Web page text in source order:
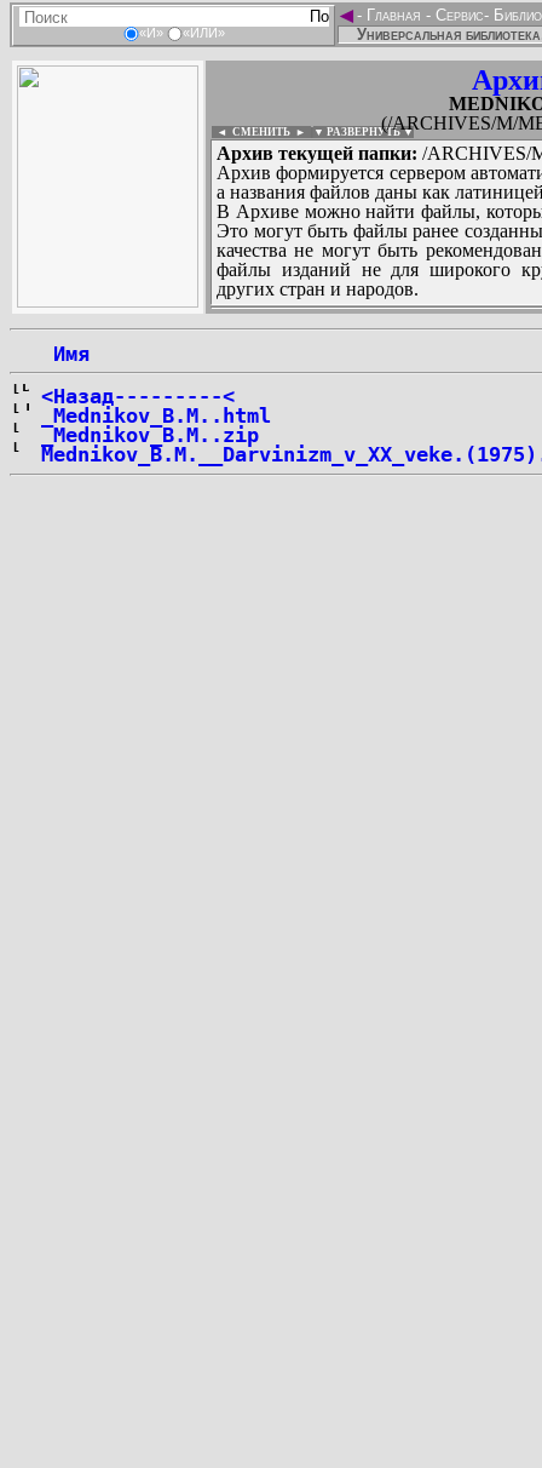
«И» «ИЛИ»
◄- Главная - Сервис-
Универсальная
(/ARCHIVES/M/
◄ СМЕНИТЬ ► ▼ РАЗВЕРНУТЬ ▼
Архив текущей папки: /ARCHIVES/
Архив формируется сервером
а названия файлов даны как
В Архиве можно найти файлы,
Это могут быть файлы ранее
качества не могут быть
файлы изданий не для широкого
других стран и народов.
Имя
<Назад---------<
_Mednikov_B.M..html
_Mednikov_B.M..zip